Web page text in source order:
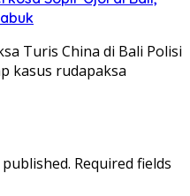
Turis China di Bali Polisi
kasus rudapaksa
Required fields